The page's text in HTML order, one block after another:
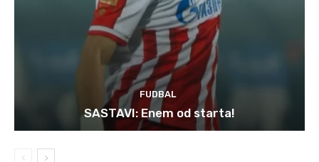
FUDBAL
SASTAVI: Enem od starta!